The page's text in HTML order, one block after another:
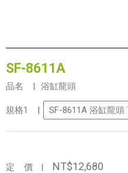
SF-8611A
品名 | 浴缸龍頭
規格1 |
定 價 | NT$12,680